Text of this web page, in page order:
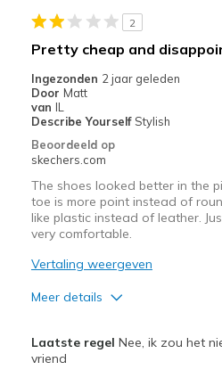
Width
Feels true to
Sizing
Feels full
2
Pretty cheap and
Ingezonden 2 jaar geleden
Door Matt
van IL
Describe Yourself Stylish
Beoordeeld op
skechers.com
The shoes looked better in the
toe is more point instead of
like plastic instead of leather.
very comfortable.
Vertaling weergeven
Meer details
Poor Quality
Laatste regel Nee, ik zou het
vriend